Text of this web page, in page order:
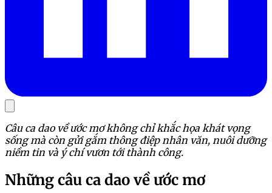
Câu ca dao về ước mơ không chỉ khắc họa khát vọng
sống mà còn gửi gắm thông điệp nhân văn, nuôi dưỡng
niềm tin và ý chí vươn tới thành công.
Những câu ca dao về ước mơ